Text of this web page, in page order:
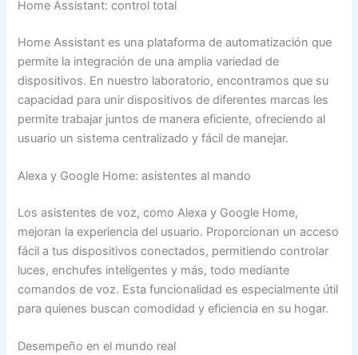
Home Assistant: control total
Home Assistant es una plataforma de automatización que
permite la integración de una amplia variedad de
dispositivos. En nuestro laboratorio, encontramos que su
capacidad para unir dispositivos de diferentes marcas les
permite trabajar juntos de manera eficiente, ofreciendo al
usuario un sistema centralizado y fácil de manejar.
Alexa y Google Home: asistentes al mando
Los asistentes de voz, como Alexa y Google Home,
mejoran la experiencia del usuario. Proporcionan un acceso
fácil a tus dispositivos conectados, permitiendo controlar
luces, enchufes inteligentes y más, todo mediante
comandos de voz. Esta funcionalidad es especialmente útil
para quienes buscan comodidad y eficiencia en su hogar.
Desempeño en el mundo real